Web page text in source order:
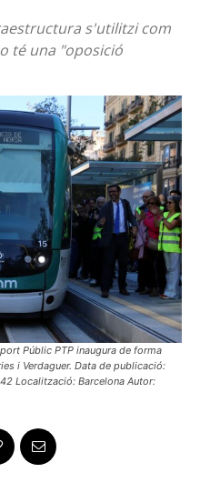
s'utilitzi com
té una "oposició
Públic PTP inaugura de forma
i Verdaguer. Data de publicació:
Localització: Barcelona Autor: